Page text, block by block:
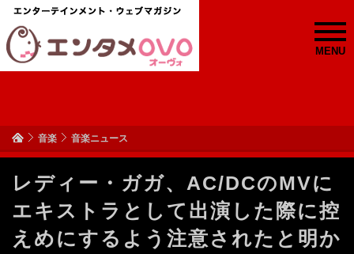
MENU
音楽 音楽ニュース
レディー・ガガ、AC/DCのMVに
エキストラとして出演した際に控
えめにするよう注意されたと明か